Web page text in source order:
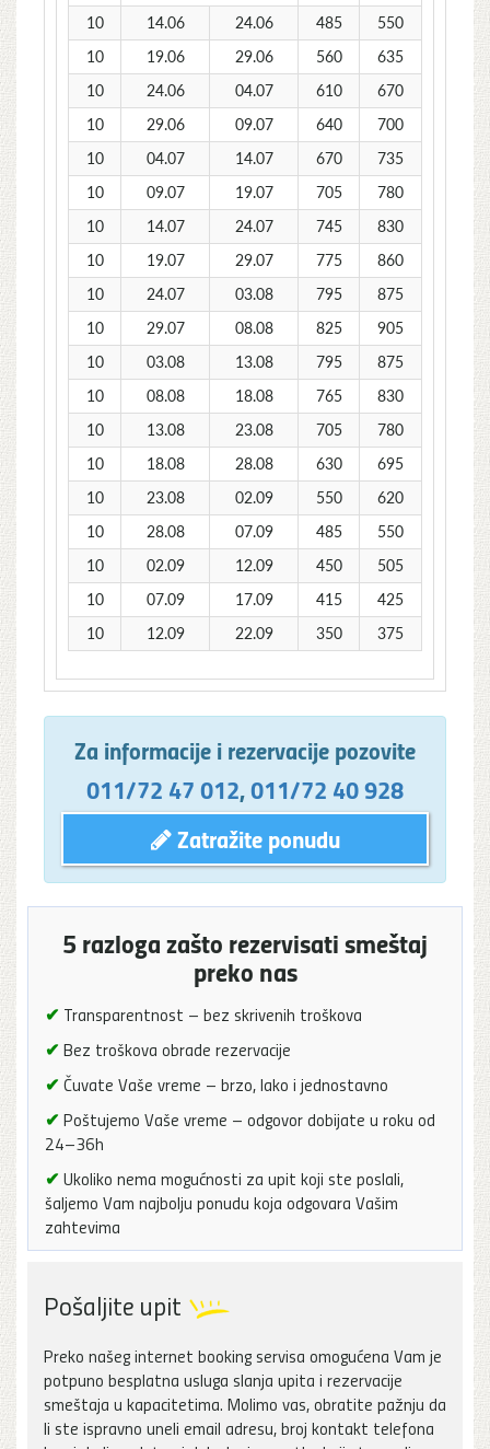
10 14.06 24.06 485
550
10
19.06 29.06 560
635
10
24.06 04.07 610
670
10
29.06 09.07 640
700
10
04.07 14.07 670
735
10
09.07 19.07 705
780
10
14.07 24.07 745
830
10
19.07 29.07 775
860
10
24.07 03.08 795
875
10
29.07 08.08 825
905
10
03.08 13.08 795
875
10
08.08 18.08 765
830
10
13.08 23.08 705
780
10
18.08 28.08 630
695
10
23.08 02.09 550
620
10
28.08 07.09 485
550
10
02.09 12.09 450
505
10
07.09 17.09 415
425
10
12.09 22.09 350 375
Za informacije i rezervacije pozovite
011/72 47 012,011/72 40 928
Zatražite ponudu
5 razloga zašto rezervisati smeštaj
preko nas
✔ Transparentnost – bez skrivenih troškova
✔ Bez troškova obrade rezervacije
✔ Čuvate Vaše vreme – brzo, lako i jednostavno
✔ Poštujemo Vaše vreme – odgovor dobijate u roku od
24–36h
✔ Ukoliko nema mogućnosti za upit koji ste poslali,
šaljemo Vam najbolju ponudu koja odgovara Vašim
zahtevima
Pošaljite upit
Preko našeg internet booking servisa omogućena Vam je
potpuno besplatna usluga slanja upita i rezervacije
smeštaja u kapacitetima. Molimo vas, obratite pažnju da
li ste ispravno uneli email adresu, broj kontakt telefona